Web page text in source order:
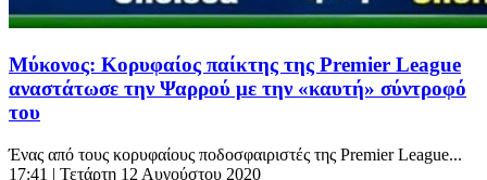
Μύκονος: Κορυφαίος παίκτης της Premier League
αναστάτωσε την Ψαρρού με την «καυτή» σύντροφό
του
Ένας από τους κορυφαίους ποδοσφαιριστές της Premier League...
17:41 | Τετάρτη 12 Αυγούστου 2020